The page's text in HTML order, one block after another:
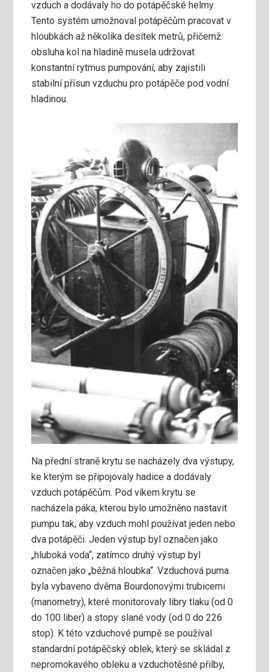
vzduch a dodávaly ho do potápěčské helmy.
Tento systém umožnoval potápěčům pracovat v
hloubkách až několika desítek metrů, přičemž
obsluha kol na hladině musela udržovat
konstantní rytmus pumpování, aby zajistili
stabilní přísun vzduchu pro potápěče pod vodní
hladinou.
Na přední straně krytu se nacházely dva výstupy,
ke kterým se připojovaly hadice a dodávaly
vzduch potápěčům. Pod víkem krytu se
nacházela páka, kterou bylo umožněno nastavit
pumpu tak, aby vzduch mohl používat jeden nebo
dva potápěči. Jeden výstup byl označen jako
„hluboká voda“, zatímco druhý výstup byl
označen jako „běžná hloubka“. Vzduchová puma
byla vybaveno dvěma Bourdonovými trubicemi
(manometry), které monitorovaly libry tlaku (od 0
do 100 liber) a stopy slané vody (od 0 do 226
stop). K této vzduchové pumpě se používal
standardní potápěčský oblek, který se skládal z
nepromokavého obleku a vzduchotěsné přilby,